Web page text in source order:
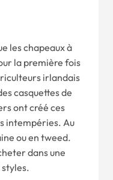
les chapeaux à
la première fois
irlandais
casquettes de
ont créé ces
intempéries. Au
ou en tweed.
dans une